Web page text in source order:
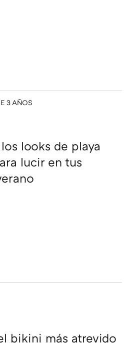
3 AÑOS
looks de playa
lucir en tus
bikini más atrevido